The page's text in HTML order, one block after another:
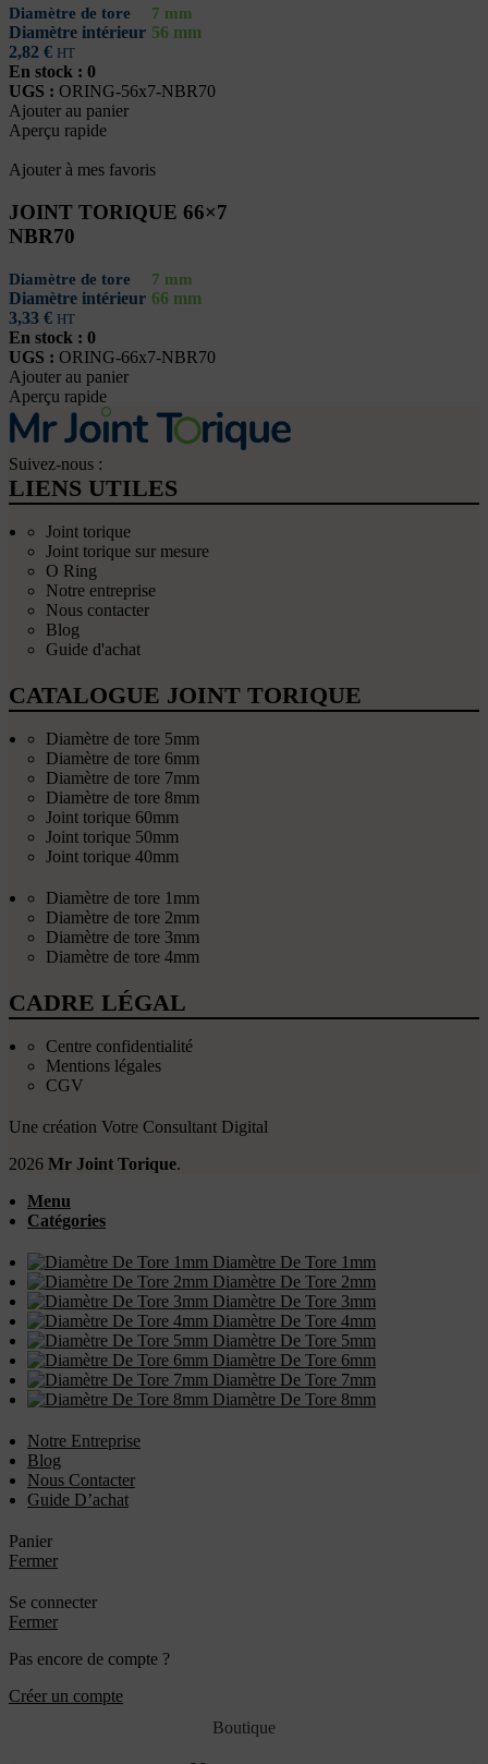
Diamètre de tore 7 mm
Diamètre intérieur 56 mm
2,82 € HT
En stock : 0
UGS : ORING-56x7-NBR70
Ajouter au panier
Aperçu rapide
Ajouter à mes favoris
JOINT TORIQUE 66×7
NBR70
Diamètre de tore 7 mm
Diamètre intérieur 66 mm
3,33 € HT
En stock : 0
UGS : ORING-66x7-NBR70
Ajouter au panier
Aperçu rapide
Suivez-nous :
LIENS UTILES
Joint torique
Joint torique sur mesure
O Ring
Notre entreprise
Nous contacter
Blog
Guide d'achat
CATALOGUE JOINT TORIQUE
Diamètre de tore 5mm
Diamètre de tore 6mm
Diamètre de tore 7mm
Diamètre de tore 8mm
Joint torique 60mm
Joint torique 50mm
Joint torique 40mm
Diamètre de tore 1mm
Diamètre de tore 2mm
Diamètre de tore 3mm
Diamètre de tore 4mm
CADRE LÉGAL
Centre confidentialité
Mentions légales
CGV
Une création Votre Consultant Digital
2026 Mr Joint Torique.
Menu
Catégories
Diamètre De Tore 1mm
Diamètre De Tore 2mm
Diamètre De Tore 3mm
Diamètre De Tore 4mm
Diamètre De Tore 5mm
Diamètre De Tore 6mm
Diamètre De Tore 7mm
Diamètre De Tore 8mm
Notre Entreprise
Blog
Nous Contacter
Guide D’achat
Panier
Fermer
Se connecter
Fermer
Pas encore de compte ?
Créer un compte
Boutique